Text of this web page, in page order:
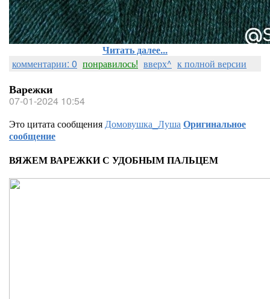
Читать далее...
комментарии: 0 понравилось! вверх^ к полной версии
Варежки
07-01-2024 10:54
Это цитата сообщенияДомовушка_ЛушаОригинальное
сообщение
ВЯЖЕМ ВАРЕЖКИ С УДОБНЫМ ПАЛЬЦЕМ